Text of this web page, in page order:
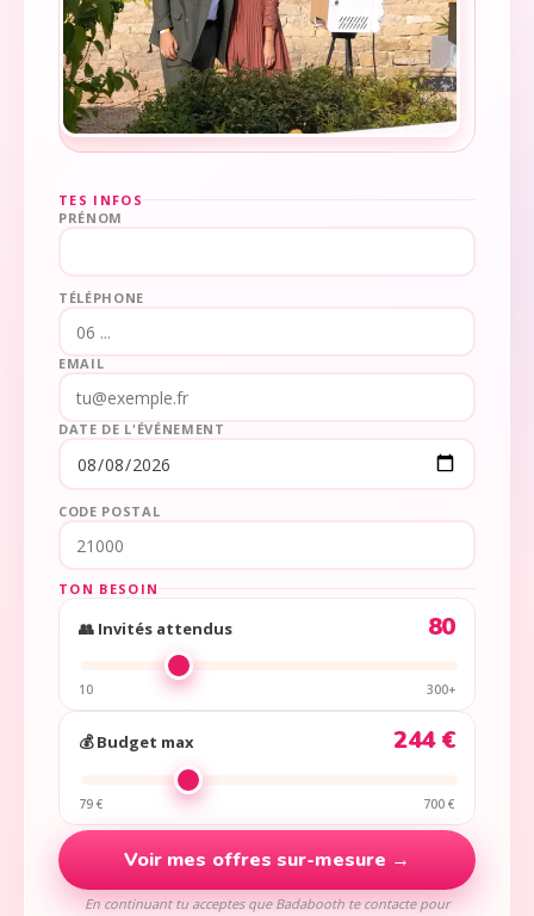
TES INFOS
PRÉNOM
TÉLÉPHONE
EMAIL
DATE DE L'ÉVÉNEMENT
CODE POSTAL
TON BESOIN
👥 Invités attendus 80
10 300+
💰 Budget max 244 €
79 € 700 €
Voir mes offres sur-mesure →
En continuant tu acceptes que Badabooth te contacte pour